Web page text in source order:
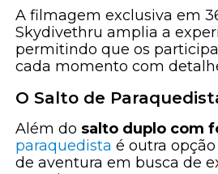
A filmagem exclusiva em
Skydivethru amplia a
permitindo que os
cada momento com
O Salto de
Além do salto duplo com
paraquedista é outra
de aventura em busca de